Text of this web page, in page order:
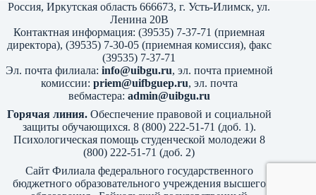
Россия, Иркутская область 666673, г. Усть-Илимск, ул.
Ленина 20В
Контактная информация: (39535) 7-37-71 (приемная
директора), (39535) 7-30-05 (приемная комиссия), факс
(39535) 7-37-71
Эл. почта филиала: info@uibgu.ru, эл. почта приемной
комиссии: priem@uifbguep.ru, эл. почта
вебмастера: admin@uibgu.ru
Горячая линия.Обеспечение правовой и социальной
защиты обучающихся. 8 (800) 222-51-71 (доб. 1).
Психологическая помощь студенческой молодежи 8
(800) 222-51-71 (доб. 2)
Сайт Филиала федерального государственного
бюджетного образовательного учреждения высшего